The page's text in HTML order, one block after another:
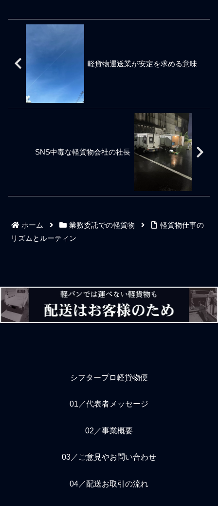
になってしまう頭でっかち
きない依存体質、軟弱営業
な状態に落ちぶれていくこ
とでしょう。実際そうなる
と根本的に個人事業主で開
業した本筋の意味が飛んで
しまい、配送の仕事を貰う
態、しかも雇用関係ではな
根本的に個人事業を安定成
お金を稼げるとかそういう
事業主の軽貨物ドライバー
として仕事ニーズをうまく
睨んでそれをうまく活用す
るだけのことだ。全休があ
ろうとも無駄に1日を過ごす
のは勿体無いというかそれ
年ほど国際海上輸送での20
ース単位の貿易実務に関与
してきた経験と知見がある
ので荷主企業が輸送手段を
選ぶ要素の根本部分は理解
できている。それは専門職
に近いので新人や素人では
通関士の従業員を荷主の立
た物流の先端業務は経験だ
や連絡や相談を舐めてはい
けない。乙仲やフォワーダ
送計画や入荷入庫のデバン
段取りや出荷出庫のスケジ
ュールまで総崩れになるの
で商品を待つ荷主企業の顧
関係者から信頼を得ながら
配送の仕事で働いてお金を
はない。ドライバー募集で
ありがちな胡散臭いキャッ
チコピーだが個人事業主が
好きなときだけ働けるとい
う言葉の裏にある本当の意
味は社会人として理解して
おくべきだろう。稼ぐ仕事
であり儲ける仕事ではな
い。ガツガツ働いても儲か
ることはない。仕事ニーズ
に働き方を寄せていく必要
身体のストレスと神経スト
事でミスをしたり、体調を
崩したり、などして売上収
入は足して引いてのパター
ンとなってしまい、無理に
軽貨物運送業が安定を求める意味
SNS中毒な軽貨物会社の社長
ホーム 業務委託での軽貨物
軽貨物仕事の
リズムとルーティン
シフタープロ軽貨物便
01／代表者メッセージ
02／事業概要
03／ご意見やお問い合わせ
04／配送お取引の流れ